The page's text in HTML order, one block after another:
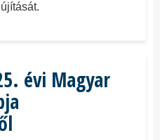
évi Magyar